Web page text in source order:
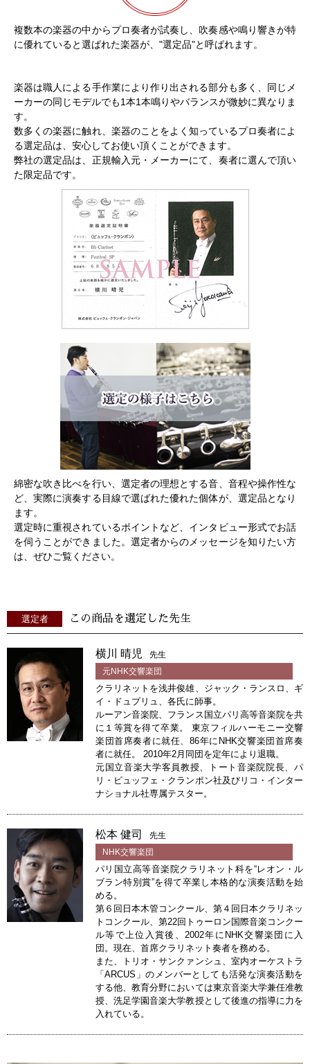
複数本の楽器の中からプロ奏者が試奏し、吹奏感や鳴り響きが特
に優れていると選ばれた楽器が、"選定品"と呼ばれます。
楽器は職人による手作業により作り出される部分も多く、同じメ
ーカーの同じモデルでも1本1本鳴りやバランスが微妙に異なりま
す。
数多くの楽器に触れ、楽器のことをよく知っているプロ奏者によ
る選定品は、安心してお使い頂くことができます。
弊社の選定品は、正規輸入元・メーカーにて、奏者に選んで頂い
た限定品です。
綿密な吹き比べを行い、選定者の理想とする音、音程や操作性な
ど、実際に演奏する目線で選ばれた優れた個体が、選定品となり
ます。
選定時に重視されているポイントなど、インタビュー形式でお話
を伺うことができました。選定者からのメッセージを知りたい方
は、ぜひご覧ください。
選定者 この商品を選定した先生
横川 晴児
先生
元NHK交響楽団
クラリネットを浅井俊雄、ジャック・ランスロ、ギ
イ・ドュプリュ、各氏に師事。
ルーアン音楽院、フランス国立パリ高等音楽院を共
に１等賞を得て卒業。 東京フィルハーモニー交響
楽団首席奏者に就任、86年にNHK交響楽団首席奏
者に就任。 2010年2月同団を定年により退職。
元国立音楽大学客員教授、トート音楽院院長、パ
リ・ビュッフェ・クランポン社及びリコ・インター
ナショナル社専属テスター。
松本 健司
先生
NHK交響楽団
パリ国立高等音楽院クラリネット科を“レオン・ル
ブラン特別賞”を得て卒業し本格的な演奏活動を始
める。
第６回日本木管コンクール、第４回日本クラリネッ
トコンクール、第22回トゥーロン国際音楽コンクー
ル等で上位入賞後、2002年にNHK交響楽団に入
団。現在、首席クラリネット奏者を務める。
また、トリオ・サンクァンシュ、室内オーケストラ
「ARCUS」のメンバーとしても活発な演奏活動を
する他、教育分野においては東京音楽大学兼任准教
授、洗足学園音楽大学教授として後進の指導に力を
入れている。